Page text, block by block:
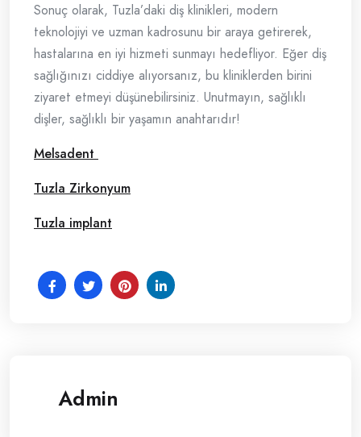
Sonuç olarak, Tuzla’daki diş klinikleri, modern
teknolojiyi ve uzman kadrosunu bir araya getirerek,
hastalarına en iyi hizmeti sunmayı hedefliyor. Eğer diş
sağlığınızı ciddiye alıyorsanız, bu kliniklerden birini
ziyaret etmeyi düşünebilirsiniz. Unutmayın, sağlıklı
dişler, sağlıklı bir yaşamın anahtarıdır!
Melsadent
Tuzla Zirkonyum
Tuzla implant
Admin